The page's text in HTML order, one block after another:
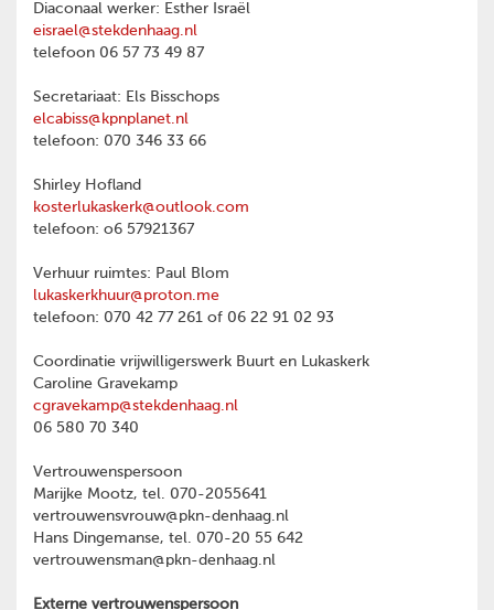
Diaconaal werker: Esther Israël
eisrael@stekdenhaag.nl
telefoon 06 57 73 49 87
Secretariaat: Els Bisschops
elcabiss@kpnplanet.nl
telefoon: 070 346 33 66
Shirley Hofland
kosterlukaskerk@outlook.com
telefoon: o6 57921367
Verhuur ruimtes: Paul Blom
lukaskerkhuur@proton.me
telefoon: 070 42 77 261 of 06 22 91 02 93
Coordinatie vrijwilligerswerk Buurt en Lukaskerk
Caroline Gravekamp
cgravekamp@stekdenhaag.nl
06 580 70 340
Vertrouwenspersoon
Marijke Mootz, tel. 070-2055641
vertrouwensvrouw@pkn-denhaag.nl
Hans Dingemanse, tel. 070-20 55 642
vertrouwensman@pkn-denhaag.nl
Externe vertrouwenspersoon